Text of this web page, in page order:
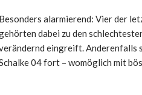
Besonders alarmierend: Vier der
dabei zu den
eingreift. Anderenfalls
04 fort – womöglich mit